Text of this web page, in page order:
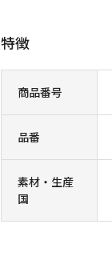
商品番号
品番
素材・生産
国
特徴